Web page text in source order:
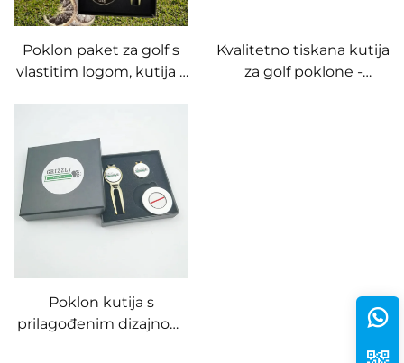
Poklon paket za golf s
vlastitim logom, kutija s
loptu i ostalom
opremom za golf
Kvalitetno tiskana kutija
za golf poklone -
Poklon kutija s
prilagođenim dizajnom